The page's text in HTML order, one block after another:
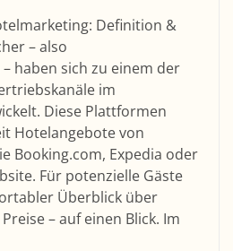
Definition &
– also
haben sich zu einem der
im
Diese Plattformen
Hotelangebote von
Booking.com, Expedia oder
Für potenzielle Gäste
Überblick über
– auf einen Blick. Im